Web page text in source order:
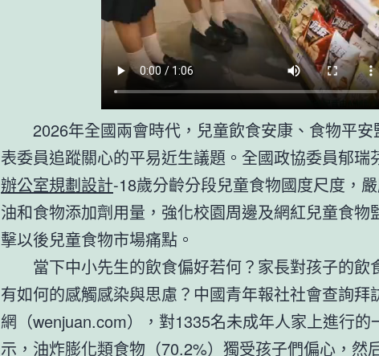
2026年全國兩會時代，兒童飲食安康、食物平
表委員追蹤關心的平易近生議題。全國政協委員郁瑞
辦公室規劃設計-18歲分齡分段兒童食物國度尺度，
油和食物添加劑用量，強化校園周邊及網紅兒童食物
擊以後兒童食物市場痛點。
當下中小先生的飲食偏好若何？家長對孩子的飲
有如何的感觸感染與思慮？中國青年報社社會查詢拜
網（wenjuan.com），對1335名未成年人家上進行的
示，油炸膨化類食物（70.2%）獨受孩子們偏心，然